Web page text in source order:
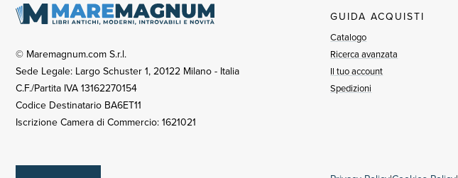
© Maremagnum.com S.r.l.
Sede Legale: Largo Schuster 1, 20122 Milano - Italia
C.F./Partita IVA 13162270154
Codice Destinatario BA6ET11
Iscrizione Camera di Commercio: 1621021
GUIDA ACQUISTI
Catalogo
Ricerca avanzata
Il tuo account
Spedizioni